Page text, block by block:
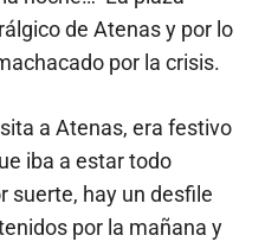
de Atenas y por lo
por la crisis.
a Atenas, era festivo
iba a estar todo
suerte, hay un desfile
por la mañana y